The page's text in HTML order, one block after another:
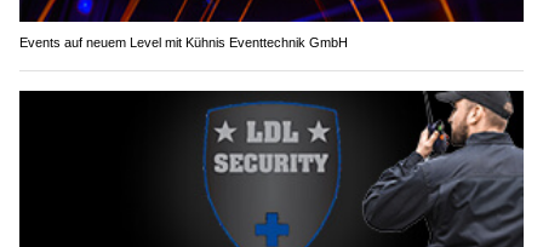
Events auf neuem Level mit Kühnis Eventtechnik GmbH